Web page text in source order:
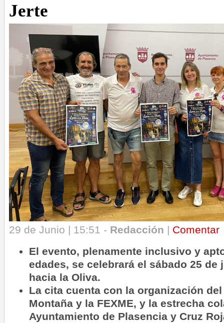
Jerte
29 de Junio | 15:51 - Redacción | Comentar
El evento, plenamente inclusivo y
edades, se celebrará el sábado 25 de
hacia la Oliva.
La cita cuenta con la organización
Montaña y la FEXME, y la estrecha
Ayuntamiento de Plasencia y Cruz